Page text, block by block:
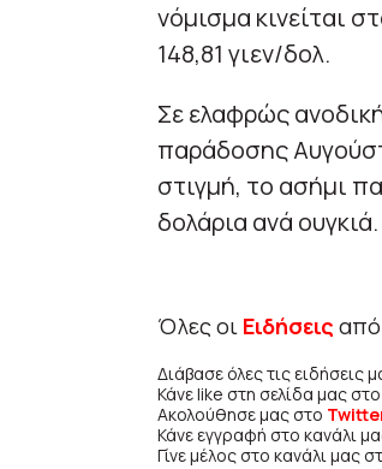
νόμισμα κινείται
148,81 γιεν/δολ.
Σε ελαφρώς
παράδοσης
στιγμή, το ασήμι
δολάρια ανά ουγκιά.
Όλες οι Ειδήσεις
Διάβασε όλες τις ειδήσεις
Κάνε like στη σελίδα μας στο
Ακολούθησε μας στο
Κάνε εγγραφή στο κανάλι
Γίνε μέλος στο κανάλι μας